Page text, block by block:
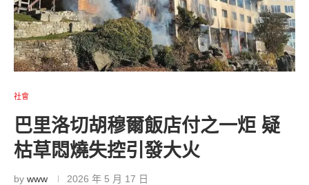
社會
巴里洛切胡穆爾飯店付之一炬 疑
枯草悶燒失控引發大火
by www 2026 年 5 月 17 日